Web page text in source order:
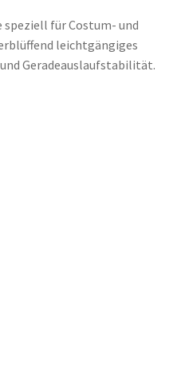
für Costum- und
leichtgängiges
Geradeauslaufstabilität.